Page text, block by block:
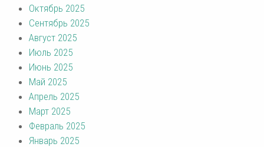
Октябрь 2025
Сентябрь 2025
Август 2025
Июль 2025
Июнь 2025
Май 2025
Апрель 2025
Март 2025
Февраль 2025
Январь 2025